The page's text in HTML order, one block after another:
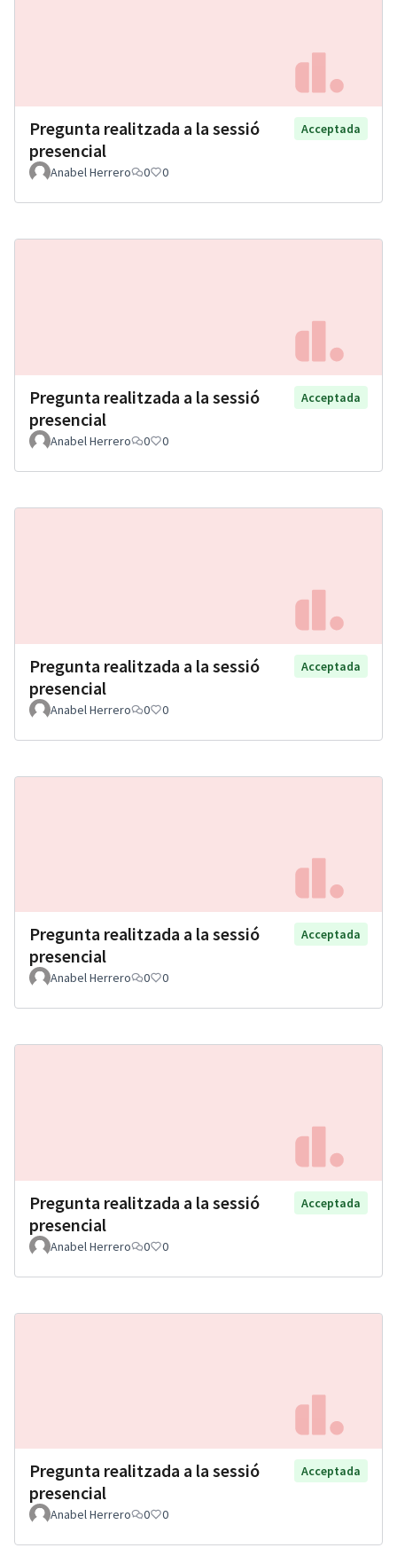
Pregunta realitzada a la sessió
presencial
Acceptada
Anabel Herrero 0 0
Pregunta realitzada a la sessió
presencial
Acceptada
Anabel Herrero 0 0
Pregunta realitzada a la sessió
presencial
Acceptada
Anabel Herrero 0 0
Pregunta realitzada a la sessió
presencial
Acceptada
Anabel Herrero 0 0
Pregunta realitzada a la sessió
presencial
Acceptada
Anabel Herrero 0 0
Pregunta realitzada a la sessió
presencial
Acceptada
Anabel Herrero 0 0